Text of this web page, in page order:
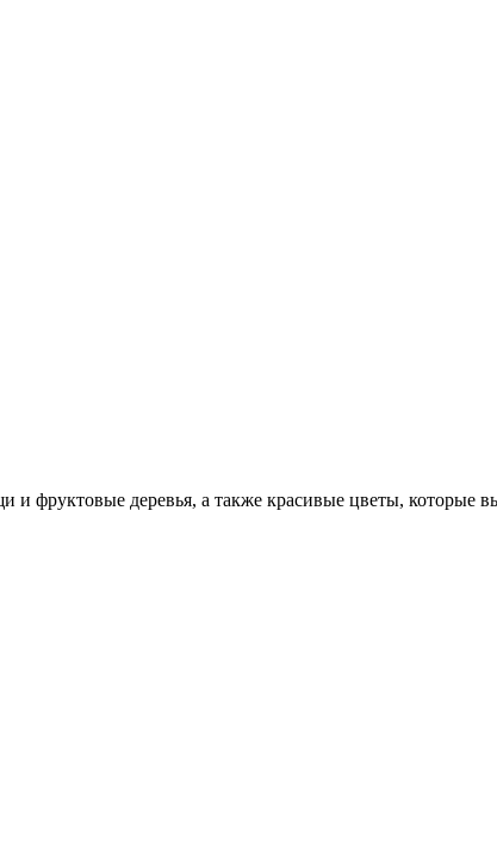
и фруктовые деревья, а также красивые цветы,